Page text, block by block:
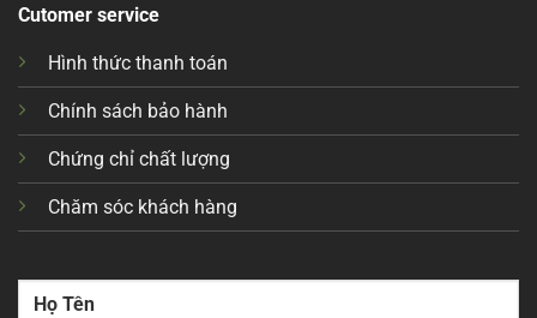
Cutomer service
Hình thức thanh toán
Chính sách bảo hành
Chứng chỉ chất lượng
Chăm sóc khách hàng